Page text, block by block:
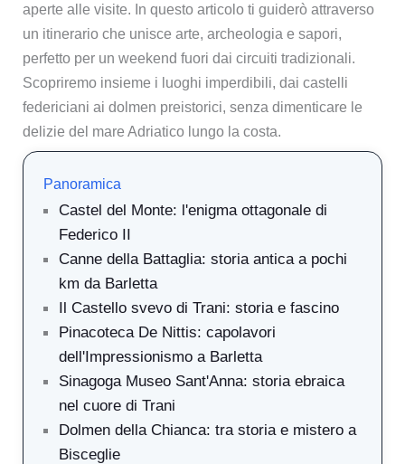
aperte alle visite. In questo articolo ti guiderò attraverso
un itinerario che unisce arte, archeologia e sapori,
perfetto per un weekend fuori dai circuiti tradizionali.
Scopriremo insieme i luoghi imperdibili, dai castelli
federiciani ai dolmen preistorici, senza dimenticare le
delizie del mare Adriatico lungo la costa.
Panoramica
Castel del Monte: l'enigma ottagonale di
Federico II
Canne della Battaglia: storia antica a pochi
km da Barletta
Il Castello svevo di Trani: storia e fascino
Pinacoteca De Nittis: capolavori
dell'Impressionismo a Barletta
Sinagoga Museo Sant'Anna: storia ebraica
nel cuore di Trani
Dolmen della Chianca: tra storia e mistero a
Bisceglie